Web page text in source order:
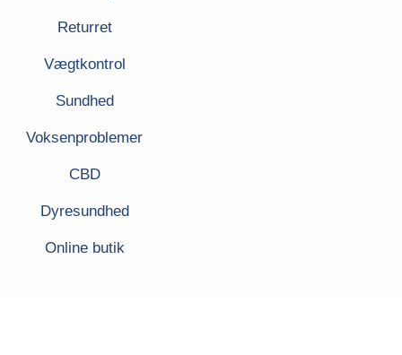
Returret
Vægtkontrol
Sundhed
Voksenproblemer
CBD
Dyresundhed
Online butik